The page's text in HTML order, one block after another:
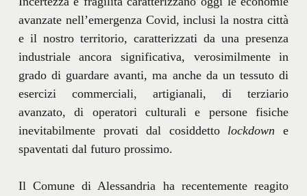
avanzate nell’emergenza Covid, inclusi la nostra città
e il nostro territorio, caratterizzati da una presenza
industriale ancora significativa, verosimilmente in
grado di guardare avanti, ma anche da un tessuto di
esercizi commerciali, artigianali, di terziario
avanzato, di operatori culturali e persone fisiche
inevitabilmente provati dal cosiddetto lockdown e
spaventati dal futuro prossimo.
Il Comune di Alessandria ha recentemente reagito